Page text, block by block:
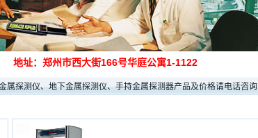
地址：郑州市西大街166号华庭公寓1-1122
测仪、地下金属探测仪、手持金属探测器产品及价格请电话咨询